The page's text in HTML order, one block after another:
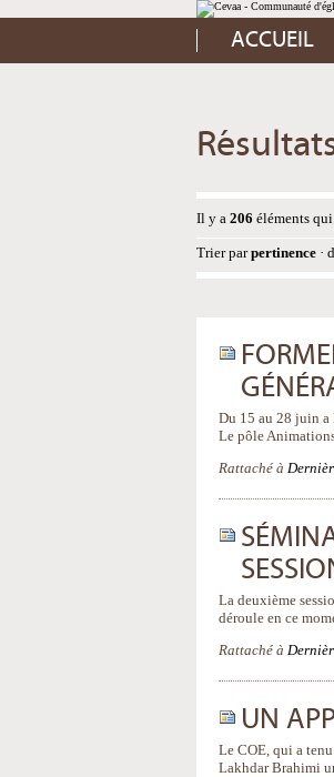
Aller
au
contenu.
Aller
à
Outils
personnels
ACCUEIL
Il y a 206 éléments
Trier par pertinence ·
Du 15 au 28 juin a
Le pôle
Rattaché à
La deuxième
déroule en ce
Rattaché à
UN
Le COE, qui a
Lakhdar Brahimi